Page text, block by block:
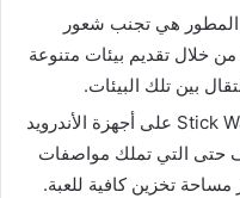
المطور هي تجنب شعور
من خلال تقديم بيئات متنوعة
بين تلك البيئات.
التوافق: يمكنك تحميل لعبة Stick War 3 على أجهزة الأندرويد
حتى التي تملك مواصفات
تخزين كافية للعبة.